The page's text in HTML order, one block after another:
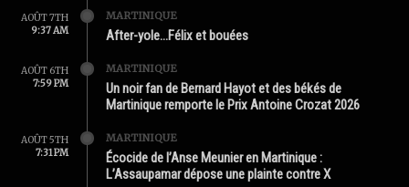
AOÛT 7TH
9:37 AM
MARTINIQUE
After-yole…Félix et bouées
AOÛT 6TH
7:59 PM
MARTINIQUE
Un noir fan de Bernard Hayot et des békés de
Martinique remporte le Prix Antoine Crozat 2026
AOÛT 5TH
7:31 PM
MARTINIQUE
Écocide de l’Anse Meunier en Martinique :
L’Assaupamar dépose une plainte contre X